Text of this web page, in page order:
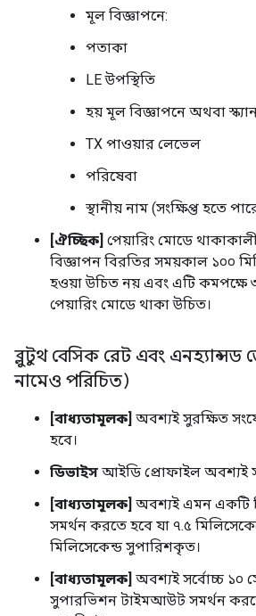
মূল বিজ্ঞাপনে:
পতাকা
LE উপস্থিতি
হয় মূল বিজ্ঞাপনে অথবা স্ক্যান
TX পাওয়ার লেভেল
পরিষেবা
স্থানীয় নাম (সংক্ষিপ্ত হতে
[ঐচ্ছিক] পেয়ারিং মোডে
বিজ্ঞাপন বিরতির সময়কাল ১০০
হওয়া উচিত নয় এবং এটি কমপক্ষে
পেয়ারিং মোডে থাকা উচিত।
ব্লুটুথ বেসিক রেট এবং এনহ্যান্সড
নামেও পরিচিত)
[বাধ্যতামূলক] অবশ্যই সুরক্ষিত
হবে।
ডিভাইস আইডি প্রোফাইল অবশ্যই
[বাধ্যতামূলক] অবশ্যই এমন একটি
সমর্থন করতে হবে যা ৭.৫
মিলিসেকেন্ড সুপারিশকৃত।
[বাধ্যতামূলক] অবশ্যই সর্বোচ্চ ১০
সুপারভিশন টাইমআউট সমর্থন